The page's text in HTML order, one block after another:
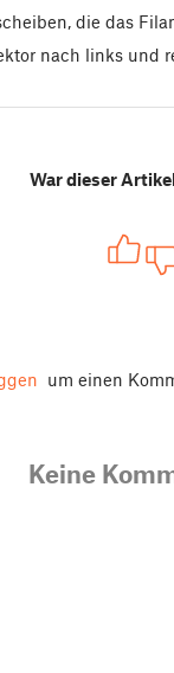
die das
nach links und
War dieser
um einen
Keine